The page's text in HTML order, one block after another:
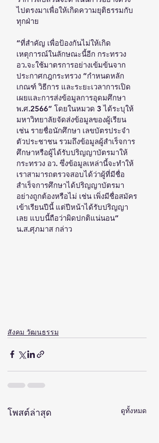
ไปตรงมาเพื่อให้เกิดความยุติธรรมกับ
ทุกฝ่าย
“ที่สำคัญ เพื่อป้องกันไม่ให้เกิด
เหตุการณ์ในลักษณะนี้อีก กระทรวง
อว.จะใช้มาตรการอย่างเข้มข้นจาก
ประกาศกฎกระทรวง “กำหนดหลัก
เกณฑ์ วิธีการ และระยะเวลาการเปิด
เผยและการส่งข้อมูลการอุดมศึกษา
พ.ศ.2566” โดยในหมวด 3 ได้ระบุให้
มหาวิทยาลัยจัดส่งข้อมูลของผู้เรียน
เช่น รายชื่อนักศึกษา เลขบัตรประจำ
ตัวประชาชน รวมถึงข้อมูลผู้สำเร็จการ
ศึกษาหรือผู้ได้รับปริญญาบัตรมาให้
กระทรวง อว. ซึ่งข้อมูลเหล่านี้จะทำให้
เราสามารถตรวจสอบได้ว่าผู้ที่มีชื่อ
สำเร็จการศึกษาได้ปริญญาบัตรมา
อย่างถูกต้องหรือไม่ เช่น เพิ่งมีชื่อสมัคร
เข้าเรียนปีนี้ แต่ปีหน้าได้รับปริญญา
เลย แบบนี้ถือว่าผิดปกติแน่นอน“
น.ส.ศุภมาส กล่าว
สังคม วัฒนธรรม
โพสต์ล่าสุด ดูทั้งหมด